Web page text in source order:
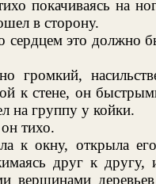
покачиваясь на
в сторону.
это должно
громкий,
к стене, он
на группу у койки.
тихо.
к окну, открыла
друг к другу,
вершинами деревьев